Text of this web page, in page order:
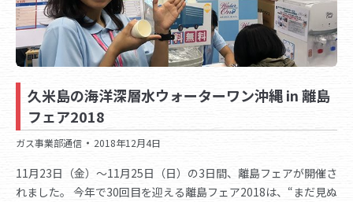
久米島の海洋深層水ウォーターワン沖縄 in 離島
フェア2018
ガス事業部通信 2018年12月4日
11月23日（金）～11月25日（日）の3日間、離島フェアが開催さ
れました。 今年で30回目を迎える離島フェア2018は、“まだ見ぬ